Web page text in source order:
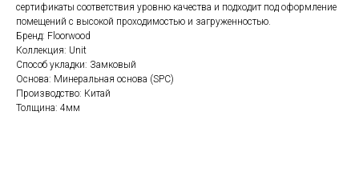
сертификаты соответствия уровню качества и подходит под оформление
помещений с высокой проходимостью и загруженностью.
Бренд: Floorwood
Коллекция: Unit
Способ укладки: Замковый
Основа: Минеральная основа (SPC)
Производство: Китай
Толщина: 4мм